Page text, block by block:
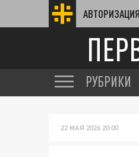
АВТОРИЗАЦИЯ
РУБРИКИ
22 МАЯ 2026 20:00